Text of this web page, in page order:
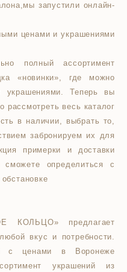
запустили онлайн-
ценами и украшениями
полный ассортимент
«новинки», где можно
украшениями. Теперь вы
весь каталог
в наличии, выбрать то,
забронируем их для
примерки и доставки
определиться с
КОЛЬЦО» предлагает
вкус и потребности.
с ценами в Воронеже
украшений из